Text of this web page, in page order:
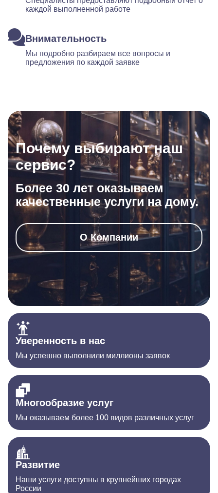
каждой выполненной работе
Внимательность
Мы подробно разбираем все вопросы и
предложения по каждой заявке
Почему выбирают наш
сервис?
Более 30 лет оказываем
качественные услуги на дому.
О Компании
Уверенность в нас
Мы успешно выполнили миллионы заявок
Многообразие услуг
Мы оказываем более 100 видов различных услуг
Развитие
Наши услуги доступны в крупнейших городах
России